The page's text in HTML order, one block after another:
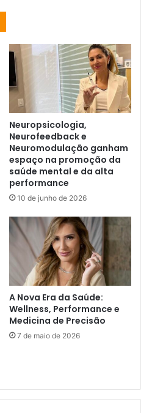
Neuropsicologia,
Neurofeedback e
Neuromodulação ganham
espaço na promoção da
saúde mental e da alta
performance
10 de junho de 2026
A Nova Era da Saúde:
Wellness, Performance e
Medicina de Precisão
7 de maio de 2026